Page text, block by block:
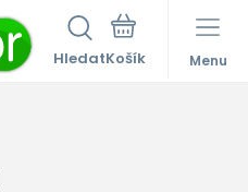
Hledat Menu